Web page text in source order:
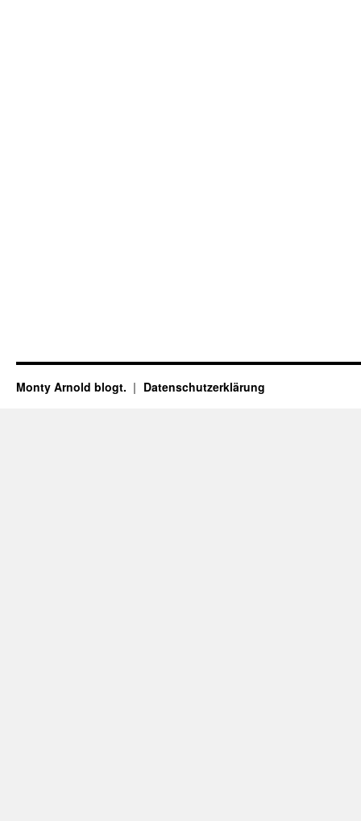
Monty Arnold blogt. Datenschutz­erklärung